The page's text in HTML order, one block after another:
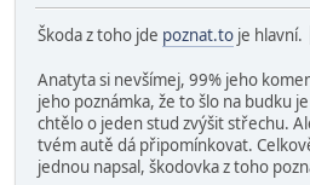
Škoda z toho jde poznat.to je hlavní.
Anatyta si nevšímej, 99% jeho
jeho poznámka, že to šlo na budku
chtělo o jeden stud zvýšit střechu.
tvém autě dá připomínkovat.
jednou napsal, škodovka z toho